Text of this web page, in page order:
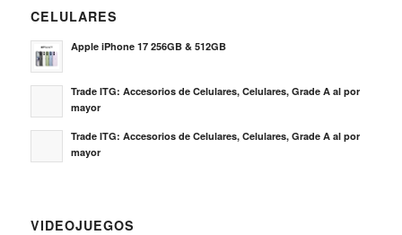
CELULARES
Apple iPhone 17 256GB & 512GB
Trade ITG: Accesorios de Celulares, Celulares, Grade A al por
mayor
Trade ITG: Accesorios de Celulares, Celulares, Grade A al por
mayor
VIDEOJUEGOS